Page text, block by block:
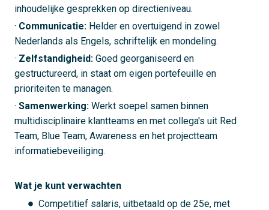
inhoudelijke gesprekken op directieniveau.
· Communicatie: Helder en overtuigend in zowel
Nederlands als Engels, schriftelijk en mondeling.
· Zelfstandigheid: Goed georganiseerd en
gestructureerd, in staat om eigen portefeuille en
prioriteiten te managen.
· Samenwerking: Werkt soepel samen binnen
multidisciplinaire klantteams en met collega's uit Red
Team, Blue Team, Awareness en het projectteam
informatiebeveiliging.
Wat je kunt verwachten
Competitief salaris, uitbetaald op de 25e, met